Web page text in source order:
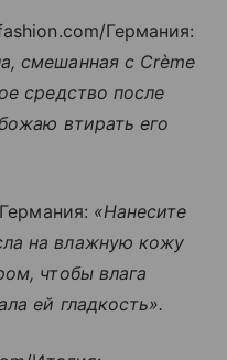
Германия:
смешанная с Crème
средство после
втирать его
«Нанесите
на влажную кожу
чтобы влага
ей гладкость».